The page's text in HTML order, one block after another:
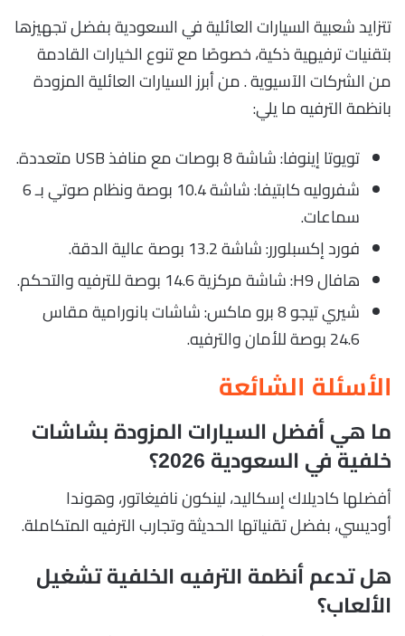
تتزايد شعبية السيارات العائلية في السعودية بفضل تجهيزها
بتقنيات ترفيهية ذكية، خصوصًا مع تنوع الخيارات القادمة
من الشركات الآسيوية . من أبرز السيارات العائلية المزودة
بانظمة الترفيه ما يلي:
تويوتا إينوفا: شاشة 8 بوصات مع منافذ USB متعددة.
شفروليه كابتيفا: شاشة 10.4 بوصة ونظام صوتي بـ 6
سماعات.
فورد إكسبلورر: شاشة 13.2 بوصة عالية الدقة.
هافال H9: شاشة مركزية 14.6 بوصة للترفيه والتحكم.
شيري تيجو 8 برو ماكس: شاشات بانورامية مقاس
24.6 بوصة للأمان والترفيه.
الأسئلة الشائعة
ما هي أفضل السيارات المزودة بشاشات
خلفية في السعودية 2026؟
أفضلها كاديلاك إسكاليد، لينكون نافيغاتور، وهوندا
أوديسي، بفضل تقنياتها الحديثة وتجارب الترفيه المتكاملة.
هل تدعم أنظمة الترفيه الخلفية تشغيل
الألعاب؟